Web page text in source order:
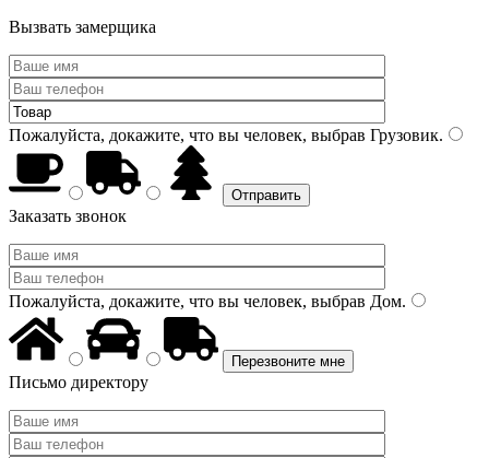
Вызвать замерщика
Пожалуйста, докажите, что вы человек, выбрав Грузовик.
Заказать звонок
Пожалуйста, докажите, что вы человек, выбрав Дом.
Письмо директору